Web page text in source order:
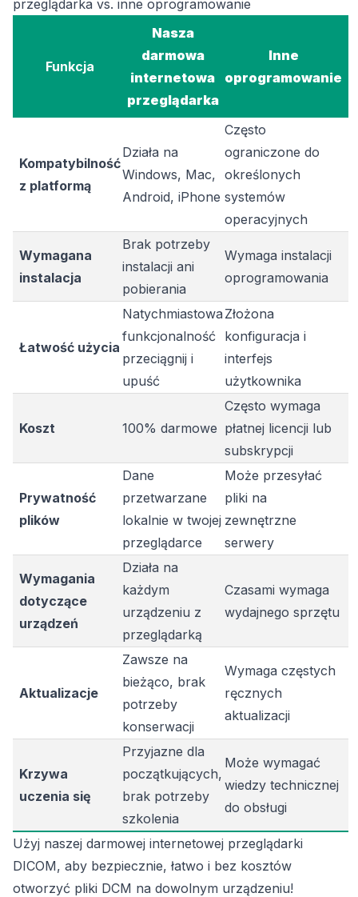
przeglądarka vs. inne oprogramowanie
Funkcja
Nasza
darmowa
internetowa
przeglądarka
Inne
oprogramowanie
Kompatybilność
z platformą
Działa na
Windows, Mac,
Android, iPhone
Często
ograniczone do
określonych
systemów
operacyjnych
Wymagana
instalacja
Brak potrzeby
instalacji ani
pobierania
Wymaga instalacji
oprogramowania
Łatwość użycia
Natychmiastowa
funkcjonalność
przeciągnij i
upuść
Złożona
konfiguracja i
interfejs
użytkownika
Koszt 100% darmowe
Często wymaga
płatnej licencji lub
subskrypcji
Prywatność
plików
Dane
przetwarzane
lokalnie w twojej
przeglądarce
Może przesyłać
pliki na
zewnętrzne
serwery
Wymagania
dotyczące
urządzeń
Działa na
każdym
urządzeniu z
przeglądarką
Czasami wymaga
wydajnego sprzętu
Aktualizacje
Zawsze na
bieżąco, brak
potrzeby
konserwacji
Wymaga częstych
ręcznych
aktualizacji
Krzywa
uczenia się
Przyjazne dla
początkujących,
brak potrzeby
szkolenia
Może wymagać
wiedzy technicznej
do obsługi
Użyj naszej darmowej internetowej przeglądarki
DICOM, aby bezpiecznie, łatwo i bez kosztów
otworzyć pliki DCM na dowolnym urządzeniu!